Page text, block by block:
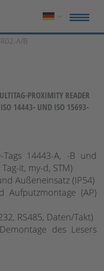
A/B
PROXIMITY READER
14443- UND ISO 15693-
14443-A, -B und
it, my-d, STM)
Außeneinsatz (IP54)
Aufputzmontage (AP)
RS485, Daten/Takt)
des Lesers